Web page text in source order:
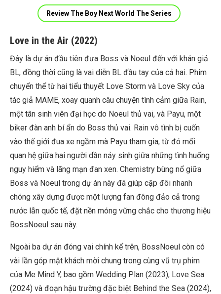
Review The Boy Next World The Series
Love in the Air (2022)
Đây là dự án đầu tiên đưa Boss và Noeul đến với khán giả
BL, đồng thời cũng là vai diễn BL đầu tay của cả hai. Phim
chuyển thể từ hai tiểu thuyết Love Storm và Love Sky của
tác giả MAME, xoay quanh câu chuyện tình cảm giữa Rain,
một tân sinh viên đại học do Noeul thủ vai, và Payu, một
biker đàn anh bí ẩn do Boss thủ vai. Rain vô tình bị cuốn
vào thế giới đua xe ngầm mà Payu tham gia, từ đó mối
quan hệ giữa hai người dần nảy sinh giữa những tình huống
nguy hiểm và lãng mạn đan xen. Chemistry bùng nổ giữa
Boss và Noeul trong dự án này đã giúp cặp đôi nhanh
chóng xây dựng được một lượng fan đông đảo cả trong
nước lẫn quốc tế, đặt nền móng vững chắc cho thương hiệu
BossNoeul sau này.
Ngoài ba dự án đóng vai chính kể trên, BossNoeul còn có
vài lần góp mặt khách mời chung trong cùng vũ trụ phim
của Me Mind Y, bao gồm Wedding Plan (2023), Love Sea
(2024) và đoạn hậu trường đặc biệt Behind the Sea (2024),